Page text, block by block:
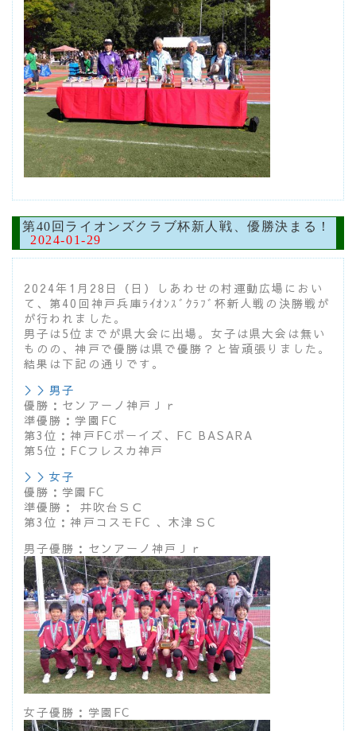
第40回ライオンズクラブ杯新人戦、優勝決まる！
2024-01-29
2024年1月28日（日）しあわせの村運動広場におい
て、第40回神戸兵庫ﾗｲｵﾝｽﾞｸﾗﾌﾞ杯新人戦の決勝戦が
が行われました。
男子は5位までが県大会に出場。女子は県大会は無い
ものの、神戸で優勝は県で優勝？と皆頑張りました。
結果は下記の通りです。
＞＞男子
優勝：センアーノ神戸Ｊｒ
準優勝：学園FC
第3位：神戸FCボーイズ、FC BASARA
第5位：FCフレスカ神戸
＞＞女子
優勝：学園FC
準優勝： 井吹台ＳＣ
第3位：神戸コスモFC 、木津ＳC
男子優勝：センアーノ神戸Ｊｒ
女子優勝：学園FC